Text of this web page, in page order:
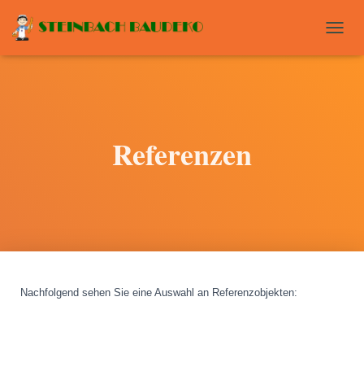
O
Referenzen
Nachfolgend sehen Sie eine Auswahl an Referenzobjekten: